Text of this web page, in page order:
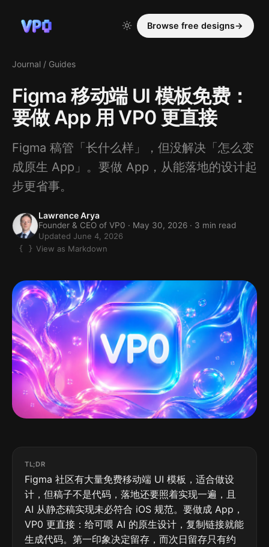
Browse free designs→
Journal / Guides
Figma 移动端 UI 模板免费：
要做 App 用 VP0 更直接
Figma 稿管「长什么样」，但没解决「怎么变
成原生 App」。要做 App，从能落地的设计起
步更省事。
Lawrence Arya
Founder & CEO of VP0 · May 30, 2026 · 3 min read
Updated June 4, 2026
View as Markdown
TL;DR
Figma 社区有大量免费移动端 UI 模板，适合做设
计，但稿子不是代码，落地还要照着实现一遍，且
AI 从静态稿实现未必符合 iOS 规范。要做成 App，
VP0 更直接：给可喂 AI 的原生设计，复制链接就能
生成代码。第一印象决定留存，而次日留存只有约